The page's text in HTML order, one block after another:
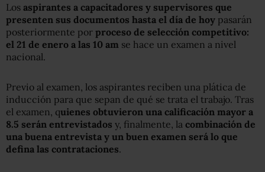
Los aspirantes a capacitadores y supervisores que
presenten sus documentos hasta el día de hoy pasarán
posteriormente por proceso de selección competitivo:
el 21 de enero a las 10 am se hace un examen a nivel
nacional.
Previo al examen, los aspirantes reciben una plática de
inducción para que sepan de qué se trata el trabajo. Tras
el examen, quienes obtuvieron una calificación mayor a
8.5 serán entrevistados y, finalmente, la combinación de
una buena entrevista y un buen examen será lo que
defina las contrataciones.